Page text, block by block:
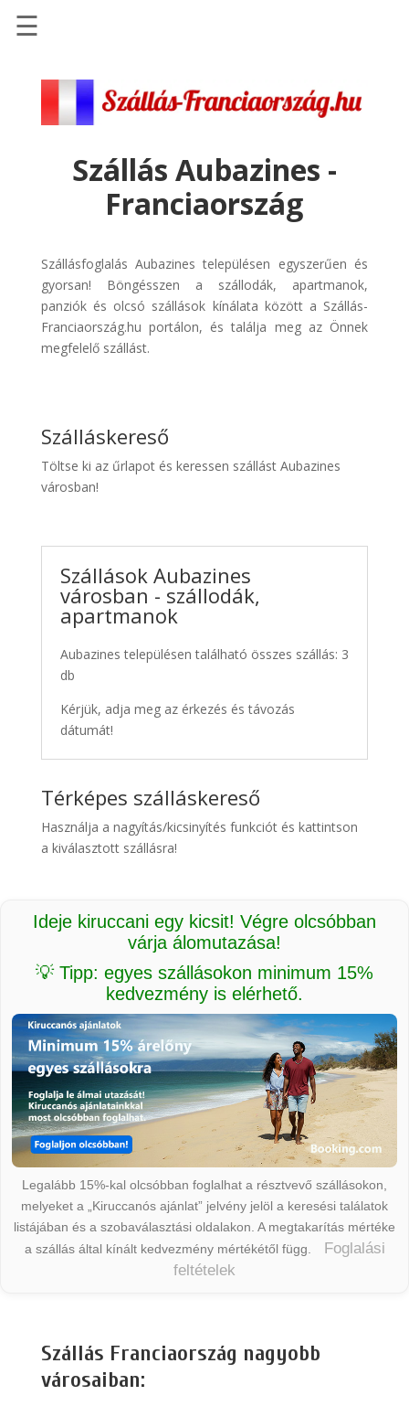
Szállások
Repülőjegy
pénzvisszatérítéssel
Discover
Cars
Transzfer
☰
Szállás Aubazines -
Franciaország
Szállásfoglalás Aubazines településen egyszerűen és
gyorsan! Böngésszen a szállodák, apartmanok,
panziók és olcsó szállások kínálata között a Szállás-
Franciaország.hu portálon, és találja meg az Önnek
megfelelő szállást.
Szálláskereső
Töltse ki az űrlapot és keressen szállást Aubazines
városban!
Szállások Aubazines
városban - szállodák,
apartmanok
Aubazines településen található összes szállás: 3
db
Kérjük, adja meg az érkezés és távozás
dátumát!
Térképes szálláskereső
Használja a nagyítás/kicsinyítés funkciót és kattintson
a kiválasztott szállásra!
Ideje kiruccani egy kicsit! Végre olcsóbban
várja álomutazása!
💡 Tipp: egyes szállásokon minimum 15%
kedvezmény is elérhető.
Legalább 15%-kal olcsóbban foglalhat a résztvevő szállásokon,
melyeket a „Kiruccanós ajánlat” jelvény jelöl a keresési találatok
listájában és a szobaválasztási oldalakon. A megtakarítás mértéke
a szállás által kínált kedvezmény mértékétől függ.
Foglalási
feltételek
Szállás Franciaország nagyobb
városaiban: